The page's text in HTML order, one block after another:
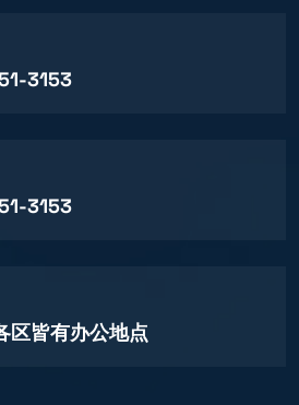
3153
3153
区皆有办公地点